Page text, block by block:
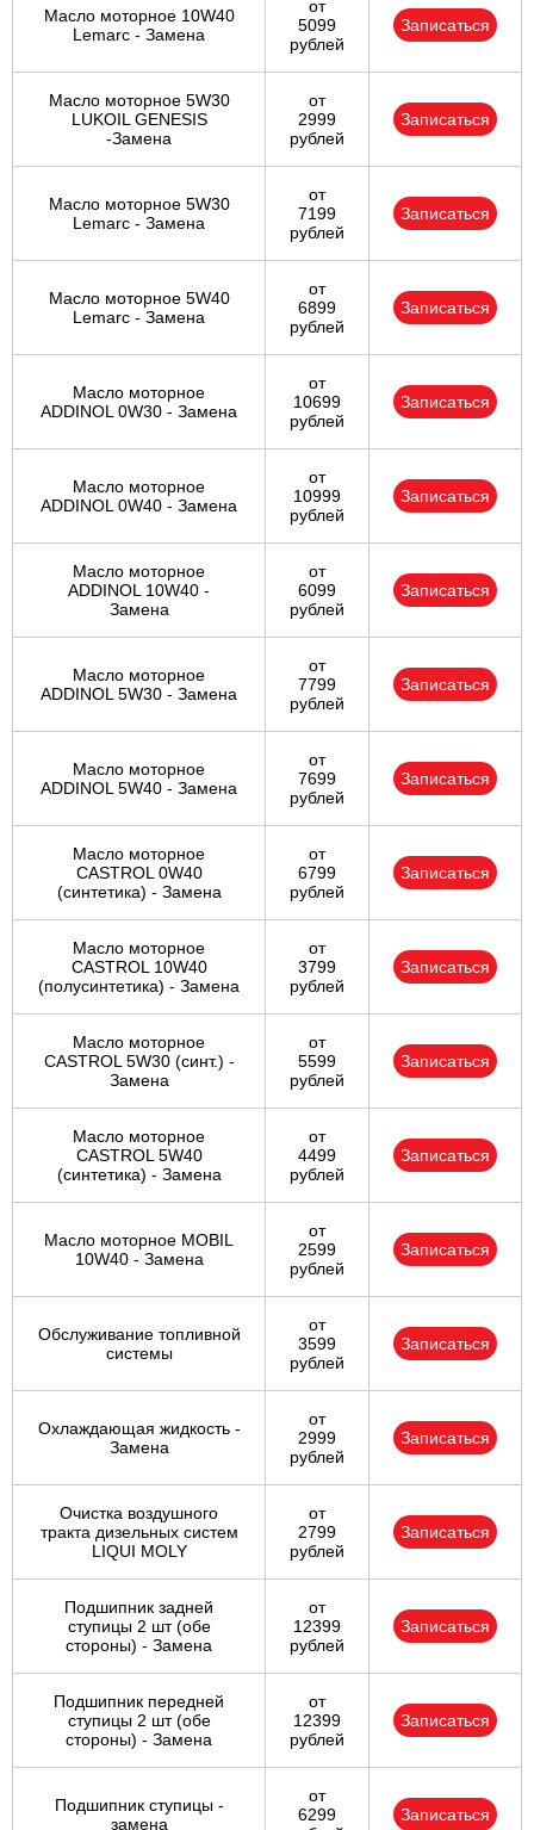
Масло моторное 10W40
Lemarc - Замена
от
5099
рублей
Записаться
Масло моторное 5W30
LUKOIL GENESIS
-Замена
от
2999
рублей
Записаться
Масло моторное 5W30
Lemarc - Замена
от
7199
рублей
Записаться
Масло моторное 5W40
Lemarc - Замена
от
6899
рублей
Записаться
Масло моторное
ADDINOL 0W30 - Замена
от
10699
рублей
Записаться
Масло моторное
ADDINOL 0W40 - Замена
от
10999
рублей
Записаться
Масло моторное
ADDINOL 10W40 -
Замена
от
6099
рублей
Записаться
Масло моторное
ADDINOL 5W30 - Замена
от
7799
рублей
Записаться
Масло моторное
ADDINOL 5W40 - Замена
от
7699
рублей
Записаться
Масло моторное
CASTROL 0W40
(синтетика) - Замена
от
6799
рублей
Записаться
Масло моторное
CASTROL 10W40
(полусинтетика) - Замена
от
3799
рублей
Записаться
Масло моторное
CASTROL 5W30 (синт.) -
Замена
от
5599
рублей
Записаться
Масло моторное
CASTROL 5W40
(синтетика) - Замена
от
4499
рублей
Записаться
Масло моторное MOBIL
10W40 - Замена
от
2599
рублей
Записаться
Обслуживание топливной
системы
от
3599
рублей
Записаться
Охлаждающая жидкость -
Замена
от
2999
рублей
Записаться
Очистка воздушного
тракта дизельных систем
LIQUI MOLY
от
2799
рублей
Записаться
Подшипник задней
ступицы 2 шт (обе
стороны) - Замена
от
12399
рублей
Записаться
Подшипник передней
ступицы 2 шт (обе
стороны) - Замена
от
12399
рублей
Записаться
Подшипник ступицы -
замена
от
6299
Записаться